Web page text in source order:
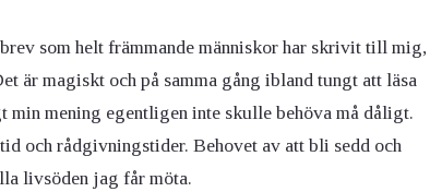
som helt främmande människor har skrivit till mig,
är magiskt och på samma gång ibland tungt att läsa
mening egentligen inte skulle behöva må dåligt.
och rådgivningstider. Behovet av att bli sedd och
livsöden jag får möta.